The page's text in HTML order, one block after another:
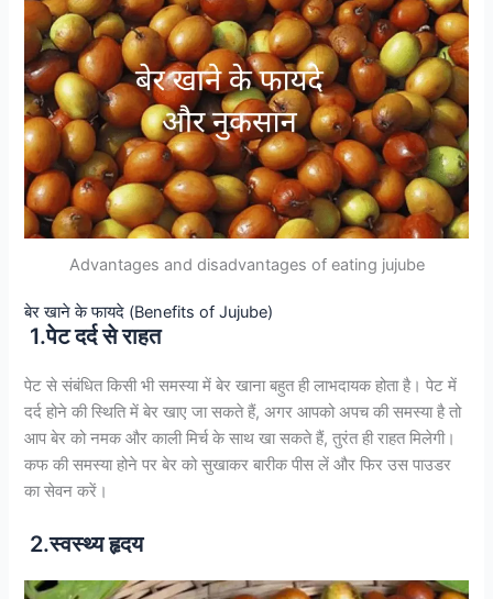
Advantages and disadvantages of eating jujube
बेर खाने के फायदे (Benefits of Jujube)
1.पेट दर्द से राहत
पेट से संबंधित किसी भी समस्या में बेर खाना बहुत ही लाभदायक होता है। पेट में
दर्द होने की स्थिति में बेर खाए जा सकते हैं, अगर आपको अपच की समस्या है तो
आप बेर को नमक और काली मिर्च के साथ खा सकते हैं, तुरंत ही राहत मिलेगी।
कफ की समस्या होने पर बेर को सुखाकर बारीक पीस लें और फिर उस पाउडर
का सेवन करें।
2.स्वस्थ्य हृदय